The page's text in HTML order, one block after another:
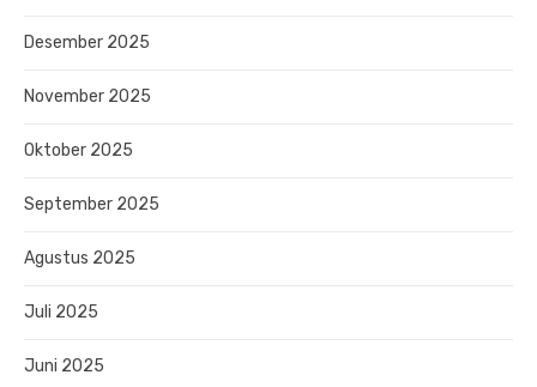
Desember 2025
November 2025
Oktober 2025
September 2025
Agustus 2025
Juli 2025
Juni 2025